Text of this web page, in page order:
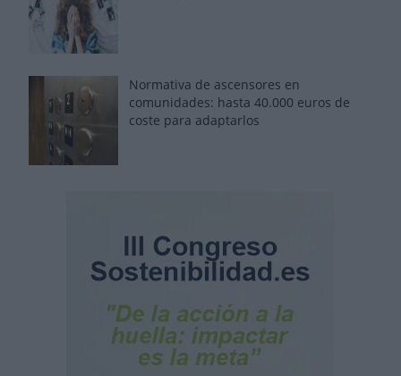
Normativa de ascensores en
comunidades: hasta 40.000 euros de
coste para adaptarlos